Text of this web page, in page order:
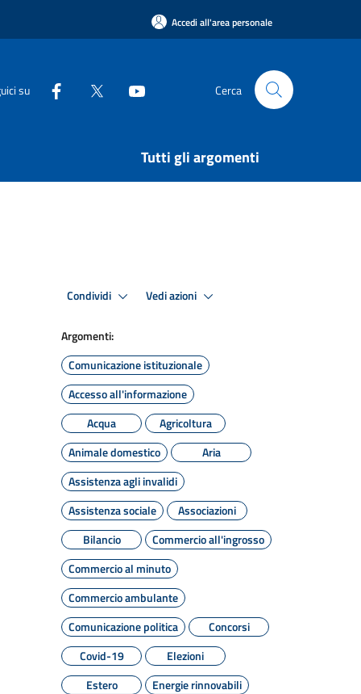
Accedi all'area personale
su Cerca
Tutti gli argomenti
Condividi Vedi azioni
Argomenti:
Comunicazione istituzionale
Accesso all'informazione
Acqua
Agricoltura
Animale domestico
Aria
Assistenza agli invalidi
Assistenza sociale
Associazioni
Bilancio
Commercio all'ingrosso
Commercio al minuto
Commercio ambulante
Comunicazione politica
Concorsi
Covid-19
Elezioni
Estero
Energie rinnovabili